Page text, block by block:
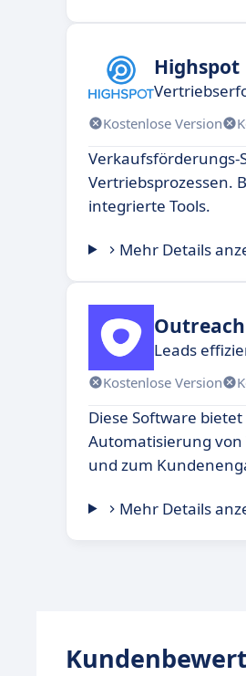
Highspot
Kostenlose Version
Verkaufsförderungs-
Vertriebsprozessen.
integrierte Tools.
Mehr Details
Outreach
Leads
Kostenlose Version
Diese Software
Automatisierung von
und zum
Mehr Details